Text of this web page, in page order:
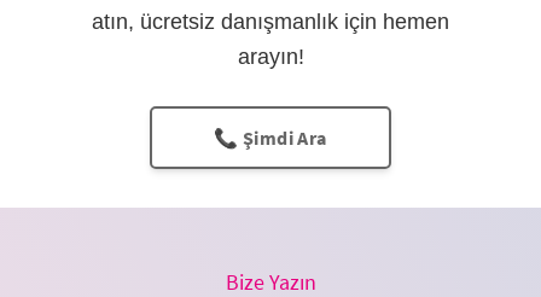
atın, ücretsiz danışmanlık için hemen
arayın!
📞 Şimdi Ara
Bize Yazın